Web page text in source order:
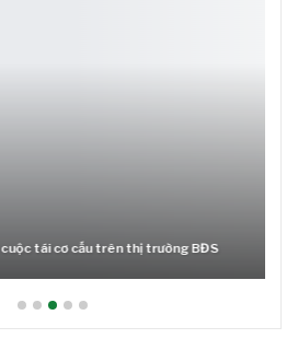
tái cơ cấu trên thị trường BĐS